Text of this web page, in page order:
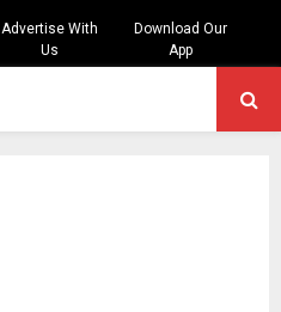
Advertise With
Us
Download Our
App